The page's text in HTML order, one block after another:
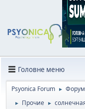
Головне меню
Psyonica Forum ► Форум
► Прочие ►